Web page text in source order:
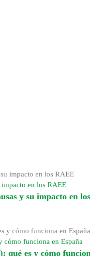
impacto en los RAEE
y su impacto en
funciona en España
es y cómo